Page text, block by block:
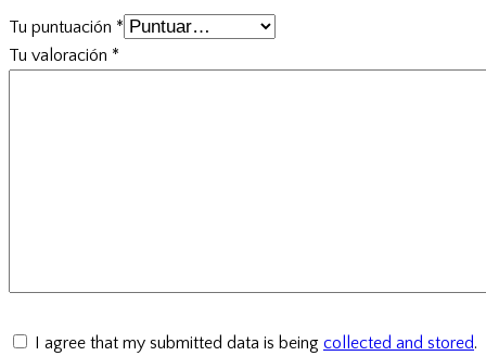
Tu puntuación *
Tu valoración *
I agree that my submitted data is being collected and stored.